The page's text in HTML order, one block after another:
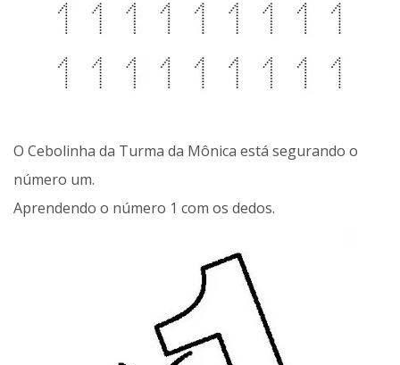
O Cebolinha da Turma da Mônica está segurando o
número um.
Aprendendo o número 1 com os dedos.